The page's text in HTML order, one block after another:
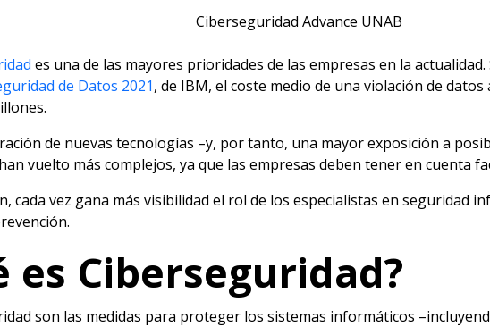
Ciberseguridad Advance UNAB
es una de las mayores prioridades de las empresas en la actualidad.
de Datos 2021, de IBM, el coste medio de una violación de
de nuevas tecnologías –y, por tanto, una mayor exposición a
vuelto más complejos, ya que las empresas deben tener en cuenta
cada vez gana más visibilidad el rol de los especialistas en seguridad
es Ciberseguridad?
son las medidas para proteger los sistemas informáticos